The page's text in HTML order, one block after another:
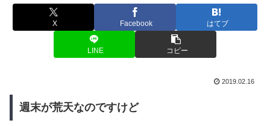
X Facebook はてブ
LINE コピー
2019.02.16
週末が荒天なのですけど